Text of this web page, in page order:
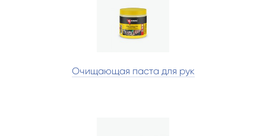
Очищающая паста для рук